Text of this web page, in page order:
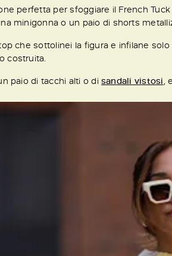
perfetta per sfoggiare il French
minigonna o un paio di shorts
che sottolinei la figura e infilane
costruita.
paio di tacchi alti o di sandali vistosi,